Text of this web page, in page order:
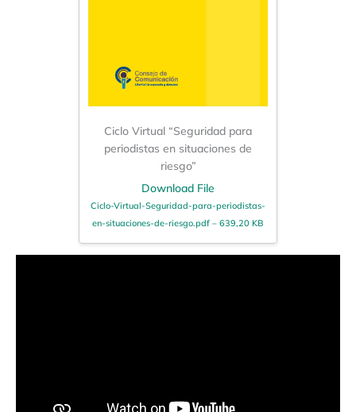
Ciclo Virtual “Seguridad para
periodistas en situaciones de
riesgo”
Download File
Ciclo-Virtual-Seguridad-para-periodistas-
en-situaciones-de-riesgo.pdf – 639,20 KB